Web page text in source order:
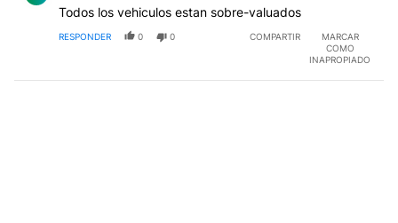
Todos los vehiculos estan sobre-valuados
RESPONDER 0 0 COMPARTIR
MARCAR
COMO
INAPROPIADO